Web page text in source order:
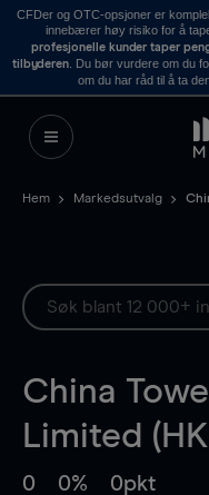
CFDer og OTC-opsjoner er
innebærer høy risiko for å
profesjonelle kunder taper
tilbyderen . Du bør vurdere om du
om du har råd til å ta
Hem Markedsutvalg
China
Limited
0 0% 0pkt